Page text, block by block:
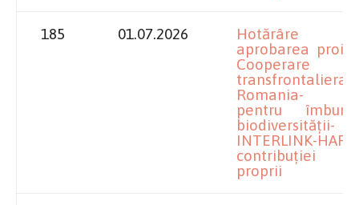
185 01.07.2026
Hotărâre
aprobarea
Cooperare
transfrontaliera
Romania-
pentru
biodiversității-
INTERLINK-
contribuției
proprii